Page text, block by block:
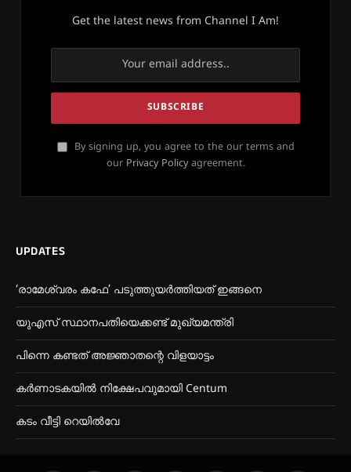
Get the latest news from Channel I Am!
By signing up, you agree to the our terms and
our Privacy Policyagreement.
UPDATES
‘രാമേശ്വരം കഫേ’ പടുത്തുയർത്തിയത് ഇങ്ങനെ
യുഎസ് സ്ഥാനപതിയെക്കണ്ട് മുഖ്യമന്ത്രി
പിന്നെ കണ്ടത് അജ്ഞാതന്റെ വിളയാട്ടം
കർണാടകയിൽ നിക്ഷേപവുമായി Centum
കടം വീട്ടി റെയിൽവേ